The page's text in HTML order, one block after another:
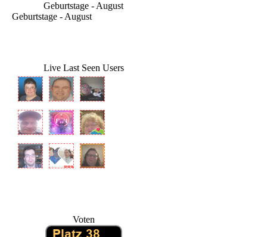
Geburtstage - August
Geburtstage - August
Live Last Seen Users
Voten